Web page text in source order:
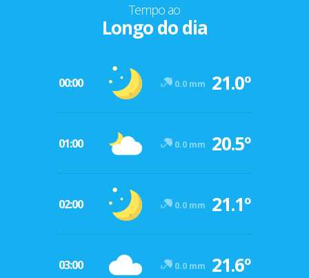
Tempo ao
Longo do dia
00:00 0.0 mm 21.0º
01:00 0.0 mm 20.5º
02:00 0.0 mm 21.1º
03:00 0.0 mm 21.6º